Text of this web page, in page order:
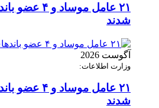
۲۱ عامل
شدند
آگوست 2026
وزارت اطلاعات:
۲۱ عامل
شدند